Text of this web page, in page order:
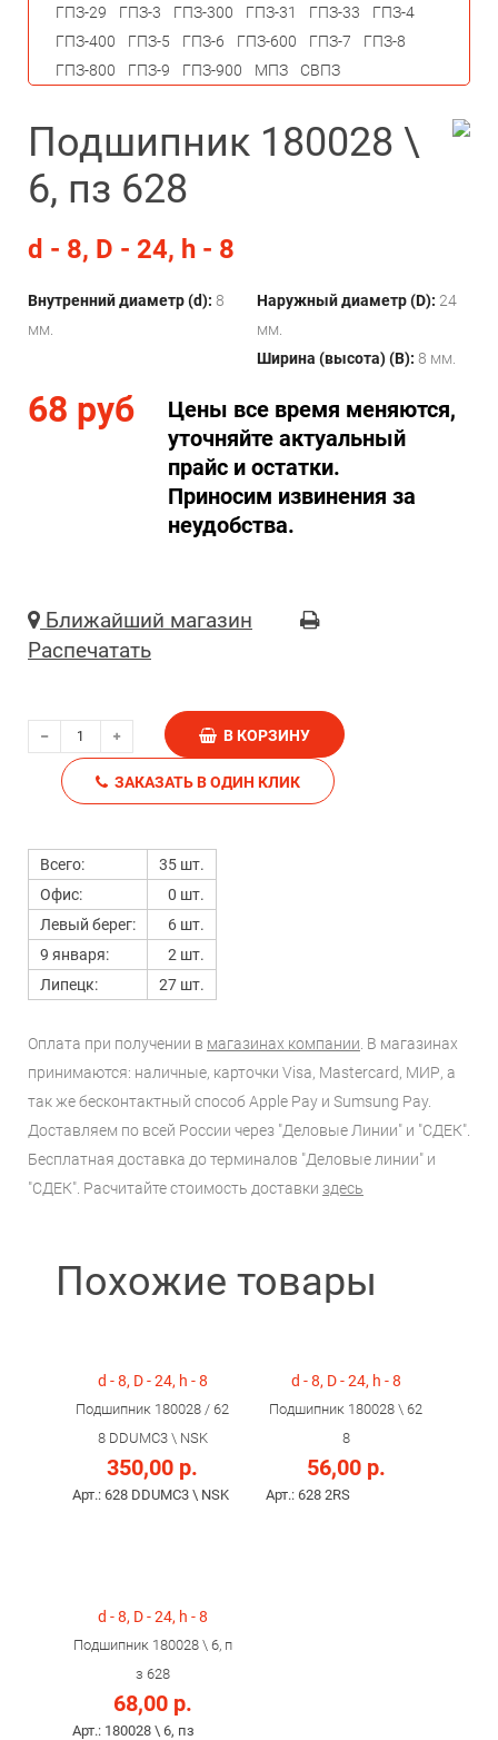
Подшипник 180028 \
6, пз 628
d - 8, D - 24, h - 8
Внутренний диаметр (d): 8
мм.
Наружный диаметр (D): 24
мм.
Ширина (высота) (B): 8 мм.
68 руб
Цены все время меняются,
уточняйте актуальный
прайс и остатки.
Приносим извинения за
неудобства.
Ближайший магазин
Распечатать
В КОРЗИНУ
ЗАКАЗАТЬ В ОДИН КЛИК
Всего:
35 шт.
Офис:
0 шт.
Левый берег:
6 шт.
9 января:
2 шт.
Липецк:
27 шт.
Оплата при получении в магазинах компании . В магазинах
принимаются: наличные, карточки Visa, Mastercard, МИР, а
так же бесконтактный способ Apple Pay и Sumsung Pay.
Доставляем по всей России через "Деловые Линии" и "СДЕК".
Бесплатная доставка до терминалов "Деловые линии" и
"СДЕК". Расчитайте стоимость доставки здесь
Похожие товары
d - 8, D - 24, h - 8
Подшипник 180028 / 62
8 DDUMC3 \ NSK
350,00 р.
Арт.: 628 DDUMC3 \ NSK
d - 8, D - 24, h - 8
Подшипник 180028 \ 62
8
56,00 р.
Арт.: 628 2RS
d - 8, D - 24, h - 8
Подшипник 180028 \ 6, п
з 628
68,00 р.
Арт.: 180028 \ 6, пз
ГПЗ-29 ГПЗ-3 ГПЗ-300 ГПЗ-31 ГПЗ-33
ГПЗ-4
ГПЗ-400
ГПЗ-5 ГПЗ-6 ГПЗ-600 ГПЗ-7
ГПЗ-8
ГПЗ-800
ГПЗ-9 ГПЗ-900 МПЗ СВПЗ